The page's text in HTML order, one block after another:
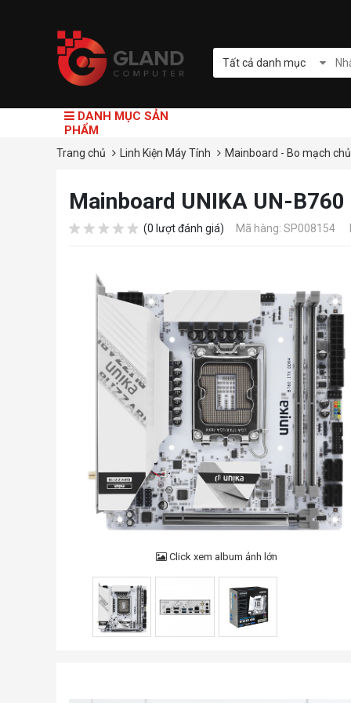
Tất cả danh mục
DANH MỤC SẢN
PHẨM
Trang chủ Linh Kiện Máy Tính Mainboard - Bo mạch
Mainboard UNIKA UN-B760
(0 lượt đánh giá) Mã hàng: SP008154
Click xem album ảnh lớn